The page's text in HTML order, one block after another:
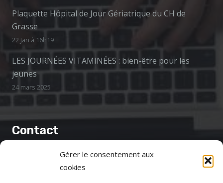
Gérer le consentement aux
cookies
Plaquette Hôpital de Jour Gériatrique du CH de
Grasse
22 Jan à 16h19
LES JOURNÉES VITAMINÉES : bien-être pour les
jeunes
24 mars 2025
Contact
cptspaysdegrasse@gmail.com